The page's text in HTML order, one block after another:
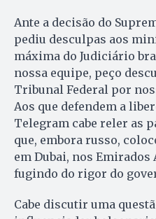
Ante a decisão do
pediu desculpas aos
máxima do Judiciário
nossa equipe, peço
Tribunal Federal por
Aos que defendem a
Telegram cabe reler as
que, embora russo,
em Dubai, nos Emirados
fugindo do rigor do
Cabe discutir uma